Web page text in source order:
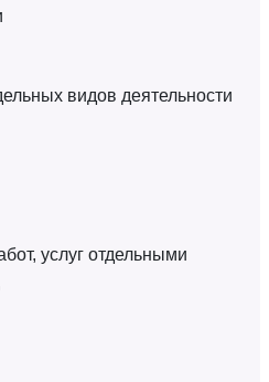
видов деятельности
услуг отдельными